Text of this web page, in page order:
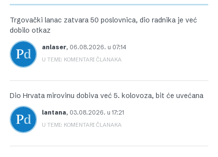
Trgovački lanac zatvara 50 poslovnica, dio radnika je već
dobilo otkaz
anlaser, 06.08.2026. u 07:14
U TEMI: KOMENTARI ČLANAKA
Dio Hrvata mirovinu dobiva već 5. kolovoza, bit će uvećana
lantana, 03.08.2026. u 17:21
U TEMI: KOMENTARI ČLANAKA